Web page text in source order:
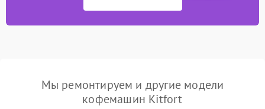
Мы ремонтируем и другие модели
кофемашин Kitfort